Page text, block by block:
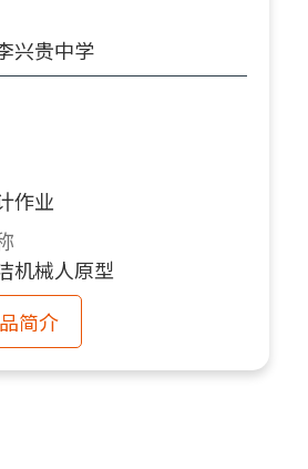
兴贵中学
作业
机械人原型
简介